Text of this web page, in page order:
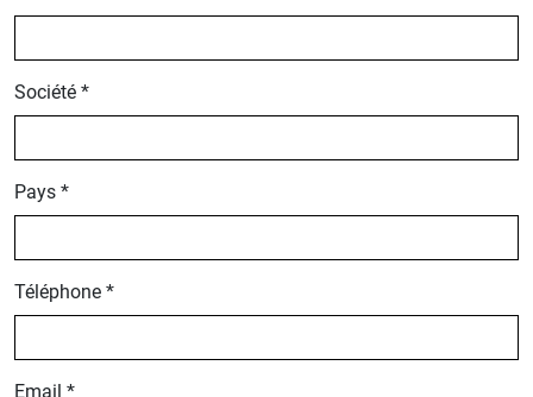
Société *
Pays *
Téléphone *
Email *